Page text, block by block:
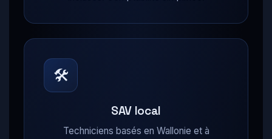
🛠
SAV local
Techniciens basés en Wallonie et à